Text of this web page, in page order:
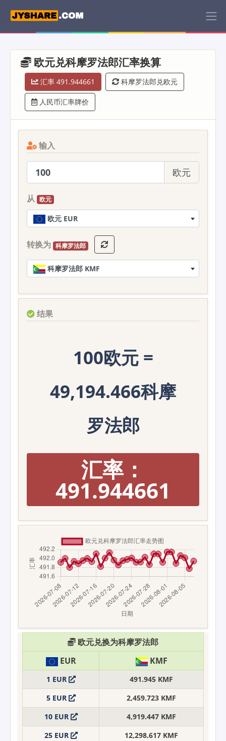
欧元兑科摩罗法郎汇率换算
汇率 491.944661 科摩罗法郎兑欧元
人民币汇率牌价
输入
欧元
从 欧元
欧元 EUR
转换为 科摩罗法郎
科摩罗法郎 KMF
结果
100欧元 =
49,194.466科摩
罗法郎
汇率：
491.944661
欧元兑换为科摩罗法郎
EUR
KMF
1 EUR
491.945 KMF
5 EUR
2,459.723 KMF
10 EUR
4,919.447 KMF
25 EUR
12,298.617 KMF